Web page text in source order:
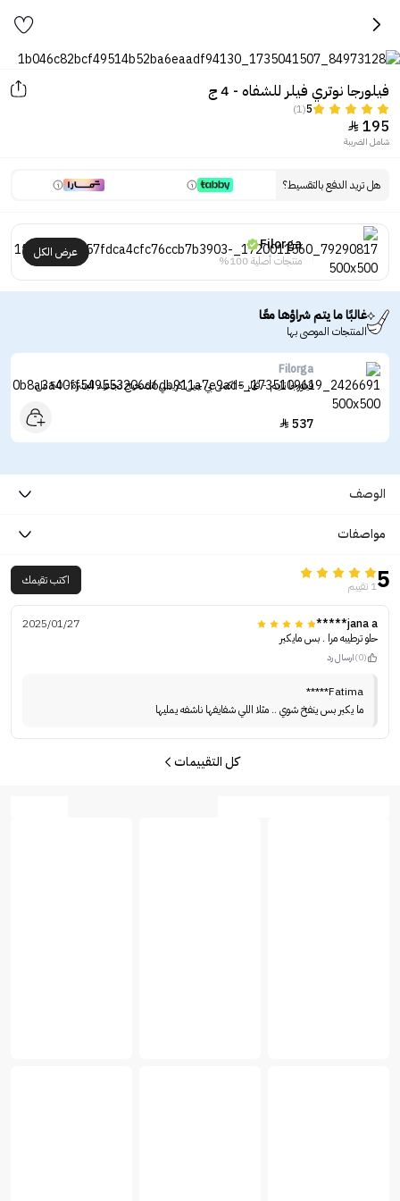
فيلورجا نوتري فيلر للشفاه - 4 ج
5
(1)
195

شامل الضريبة
هل تريد الدفع بالتقسيط؟
Filorga
منتجات أصلية 100%
عرض الكل
غالبًا ما يتم شراؤها معًا
المنتجات الموصى بها
Filorga
فيلورجا تايم - فيلر 5 اكس بي جيل كريمي لتصحيح تجاعيد البشرة - 50 مل
537

الوصف
مواصفات
51 تقييم اكتب تقيمك
jana a*****
2025/01/27
حلو ترطيبه مرا . بس مايكبر
(0) ارسال رد
Fatima*****
ما يكبر بس ينفخ شوي .. مثلا اللي شفايفها ناشفه يمليها
كل التقييمات